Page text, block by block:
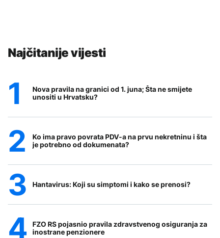
Najčitanije vijesti
Nova pravila na granici od 1. juna; Šta ne smijete
unositi u Hrvatsku?
Ko ima pravo povrata PDV-a na prvu nekretninu i šta
je potrebno od dokumenata?
Hantavirus: Koji su simptomi i kako se prenosi?
FZO RS pojasnio pravila zdravstvenog osiguranja za
inostrane penzionere